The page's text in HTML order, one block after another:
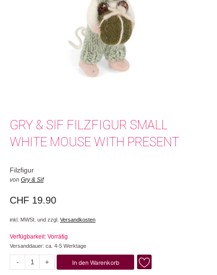
GRY & SIF FILZFIGUR SMALL
WHITE MOUSE WITH PRESENT
Filzfigur
von Gry & Sif
CHF 19.90
inkl. MWSt. und zzgl. Versandkosten
Verfügbarkeit: Vorrätig
Versanddauer: ca. 4-5 Werktage
- + In den Warenkorb